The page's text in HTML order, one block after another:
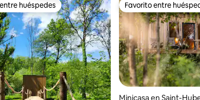
de 5, 103 reseñas
huéspedes
huéspedes Favorito entre
Favorito entre
Minicasa en Saint-